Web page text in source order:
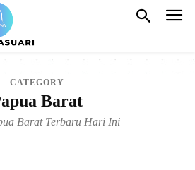
CATEGORY
Barat
Barat Terbaru Hari Ini